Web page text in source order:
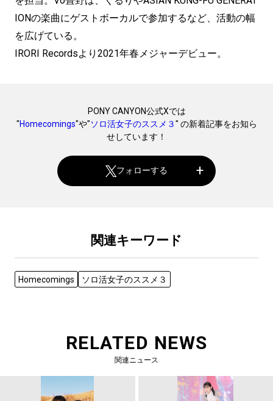
IONの楽曲にゲストボーカルで参加するなど、活動の幅
を広げている。
IRORI Recordsより2021年春メジャーデビュー。
PONY CANYON公式Xでは
"Homecomings"や"ソロ活女子のススメ３" の新着記事をお知ら
せしています！
フォローする
関連キーワード
Homecomings ソロ活女子のススメ３
RELATED NEWS
関連ニュース